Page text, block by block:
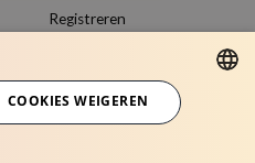
Registreren
DUTCH
COOKIES WEIGEREN